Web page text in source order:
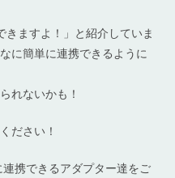
きますよ！」と紹介していま
に簡単に連携できるように
れないかも！
ださい！
携できるアダプター達をご